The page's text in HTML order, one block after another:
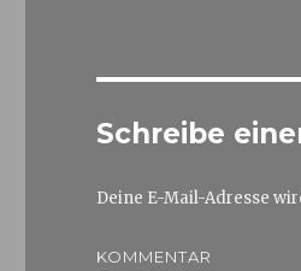
Schreibe
Deine E-Mail-Adresse
KOMMENTAR